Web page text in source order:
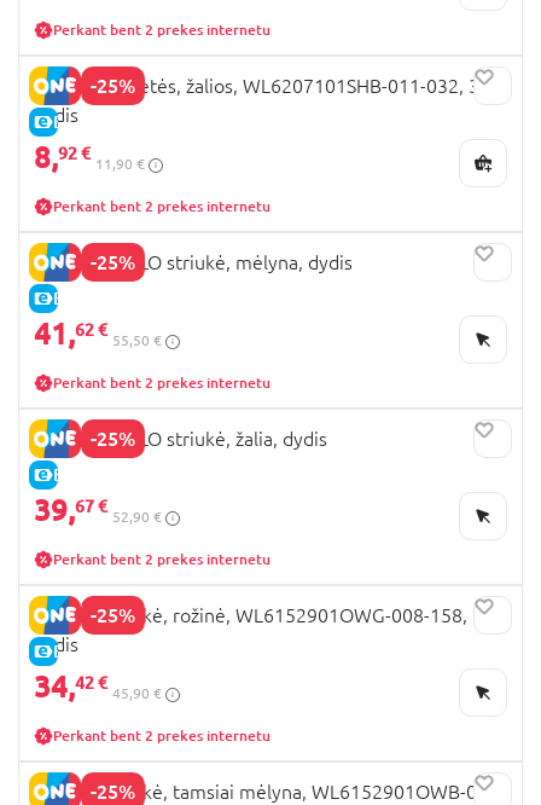
Perkant bent 2 prekes internetu
-25%
E-KAINA
LEMON šlepetės, žalios, WL6207101SHB-011-032, 32
dydis
8,92 €
11,90 €
Perkant bent 2 prekes internetu
-25%
E-KAINA
COCCODRILLO striukė, mėlyna, dydis
41,62 €
55,50 €
Perkant bent 2 prekes internetu
-25%
E-KAINA
COCCODRILLO striukė, žalia, dydis
39,67 €
52,90 €
Perkant bent 2 prekes internetu
-25%
E-KAINA
LEMON striukė, rožinė, WL6152901OWG-008-158, 158
dydis
34,42 €
45,90 €
Perkant bent 2 prekes internetu
-25%
LEMON striukė, tamsiai mėlyna, WL6152901OWB-015-